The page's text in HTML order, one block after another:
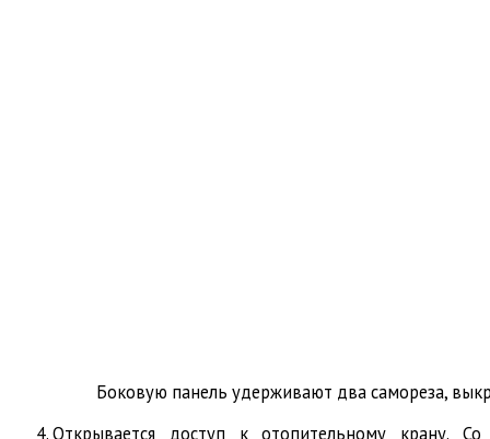
Боковую панель удерживают два самореза,
Открывается доступ к отопительному крану. Со